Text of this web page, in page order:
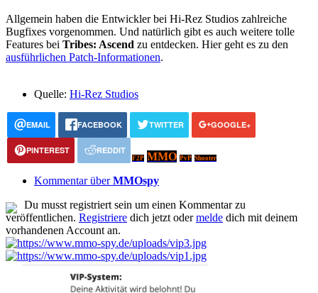
Allgemein haben die Entwickler bei Hi-Rez Studios zahlreiche
Bugfixes vorgenommen. Und natürlich gibt es auch weitere tolle
Features bei Tribes: Ascend zu entdecken. Hier geht es zu den
ausführlichen Patch-Informationen.
Quelle: Hi-Rez Studios
EMAIL FACEBOOK TWITTER GOOGLE+
PINTEREST REDDIT
F2P MMO PvP Shooter
Kommentar überMMOspy
Du musst registriert sein um einen Kommentar zu
veröffentlichen. Registriere dich jetzt odermelde dich mit deinem
vorhandenen Account an.